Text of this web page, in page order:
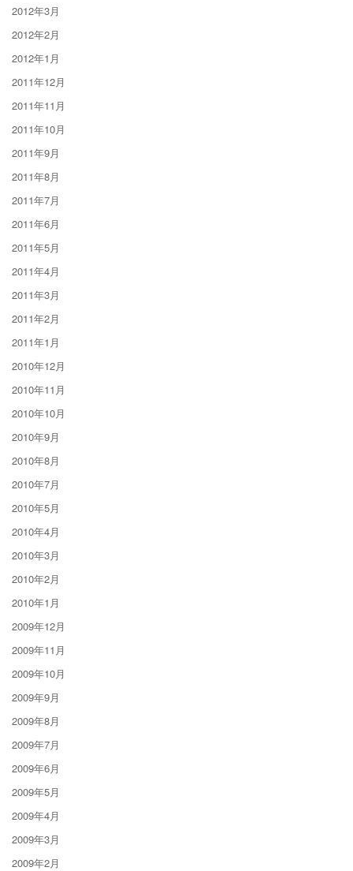
2012年3月
2012年2月
2012年1月
2011年12月
2011年11月
2011年10月
2011年9月
2011年8月
2011年7月
2011年6月
2011年5月
2011年4月
2011年3月
2011年2月
2011年1月
2010年12月
2010年11月
2010年10月
2010年9月
2010年8月
2010年7月
2010年5月
2010年4月
2010年3月
2010年2月
2010年1月
2009年12月
2009年11月
2009年10月
2009年9月
2009年8月
2009年7月
2009年6月
2009年5月
2009年4月
2009年3月
2009年2月